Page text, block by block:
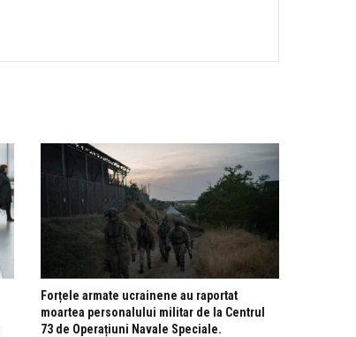
Forțele armate ucrainene au raportat
moartea personalului militar de la Centrul
73 de Operațiuni Navale Speciale.